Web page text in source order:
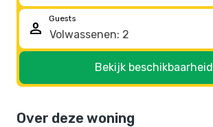
person
Guests
Bekijk beschikbaarheid
Over deze woning